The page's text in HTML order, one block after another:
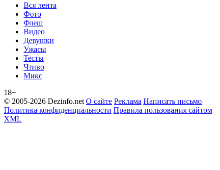
Вся лента
Фото
Флеш
Видео
Девушки
Ужасы
Тесты
Чтиво
Микс
18+
© 2005-2026 Dezinfo.net О сайте Реклама Написать письмо
Политика конфиденциальности Правила пользования сайтом
XML